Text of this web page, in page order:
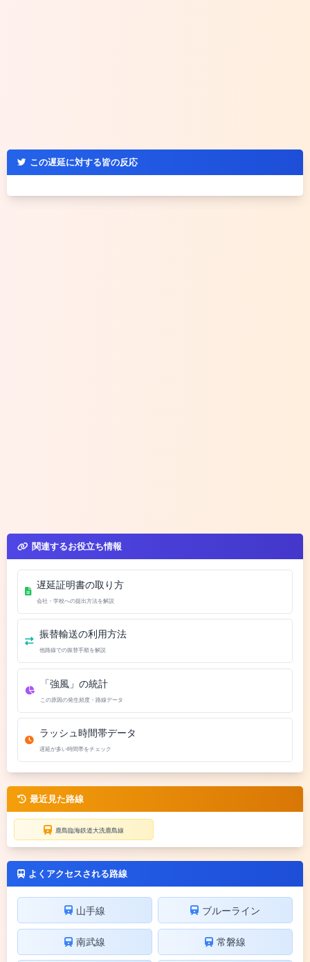
この遅延に対する皆の反応
関連するお役立ち情報
遅延証明書の取り方
会社・学校への提出方法を解説
振替輸送の利用方法
他路線での振替手順を解説
「強風」の統計
この原因の発生頻度・路線データ
ラッシュ時間帯データ
遅延が多い時間帯をチェック
最近見た路線
鹿島臨海鉄道大洗鹿島線
よくアクセスされる路線
山手線 ブルーライン
南武線 常磐線